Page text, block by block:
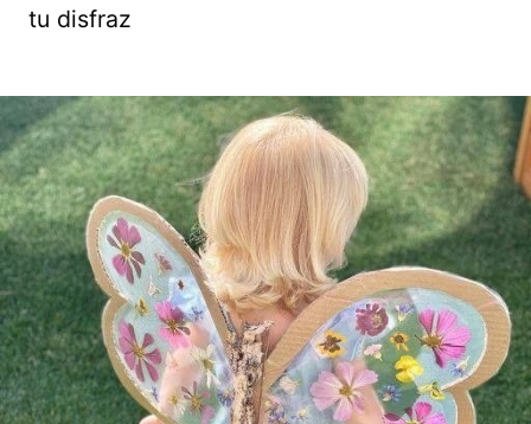
tu disfraz